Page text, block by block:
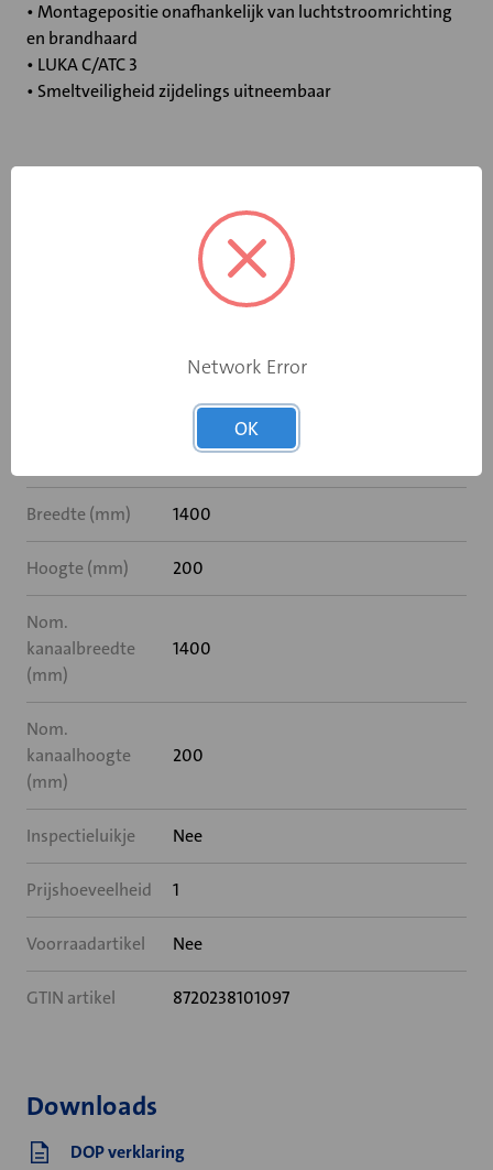
• Montagepositie onafhankelijk van luchtstroomrichting
en brandhaard
• LUKA C/ATC 3
• Smeltveiligheid zijdelings uitneembaar
Elektromotor 24 V
Nee
Geen
Breedte (mm) 1400
Hoogte (mm) 200
Nom.
kanaalbreedte
(mm)
1400
Nom.
kanaalhoogte
(mm)
200
Inspectieluikje Nee
Prijshoeveelheid 1
Voorraadartikel Nee
GTIN artikel 8720238101097
Downloads
DOP verklaring
Network Error
OK